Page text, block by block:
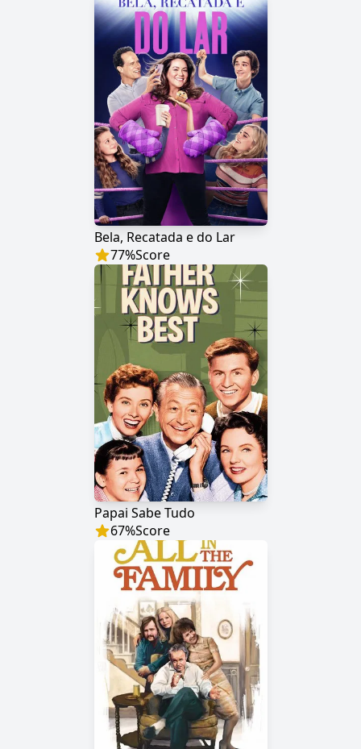
Bela, Recatada e do Lar
77%Score
Papai Sabe Tudo
67%Score